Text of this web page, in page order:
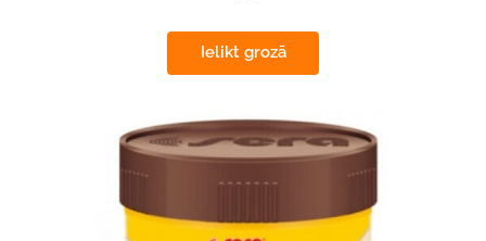
Ielikt grozā